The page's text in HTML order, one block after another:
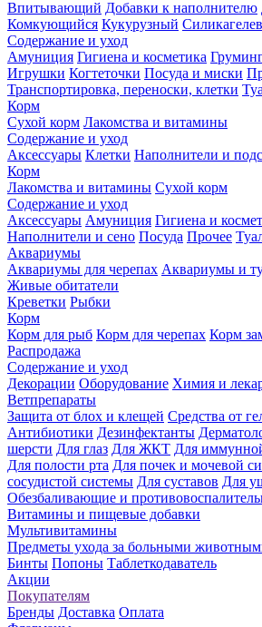
Впитывающий Добавки к наполнителю
Комкующийся Кукурузный
Содержание и уход
Амуниция Гигиена и косметика
Игрушки Когтеточки Посуда и миски
Транспортировка, переноски, клетки
Корм
Сухой корм Лакомства и витамины
Содержание и уход
Аксессуары Клетки Наполнители и
Корм
Лакомства и витамины Сухой корм
Содержание и уход
Аксессуары Амуниция Гигиена и
Наполнители и сено Посуда Прочее
Аквариумы
Аквариумы для черепах Аквариумы и
Живые обитатели
Креветки Рыбки
Корм
Корм для рыб Корм для черепах Корм
Распродажа
Содержание и уход
Декорации Оборудование Химия и
Ветпрепараты
Защита от блох и клещей Средства от
Антибиотики Дезинфектанты
шерсти Для глаз Для ЖКТ Для
Для полости рта Для почек и мочевой
сосудистой системы Для суставов Для
Обезбаливающие и
Витамины и пищевые добавки
Мультивитамины
Предметы ухода за больными
Бинты Попоны Таблеткодаватель
Акции
Покупателям
Бренды Доставка Оплата